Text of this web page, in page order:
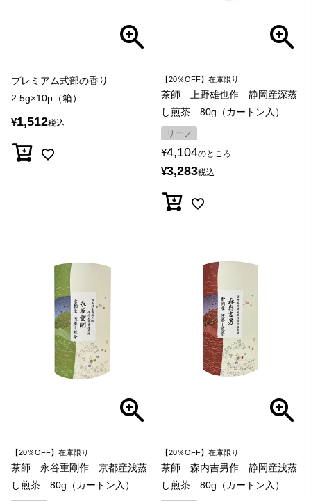
プレミアム式部の香り
2.5g×10p（箱）
¥1,512税込
【20％OFF】在庫限り
茶師 上野雄也作 静岡産深蒸
し煎茶 80g（カートン入）
リーフ
¥4,104のところ
¥3,283税込
【20％OFF】在庫限り
茶師 永谷重剛作 京都産浅蒸
し煎茶 80g（カートン入）
【20％OFF】在庫限り
茶師 森内吉男作 静岡産浅蒸
し煎茶 80g（カートン入）